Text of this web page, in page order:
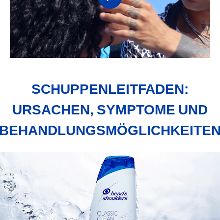
abspielen:
SCHUPPENLEITFADEN:
URSACHEN, SYMPTOME UND